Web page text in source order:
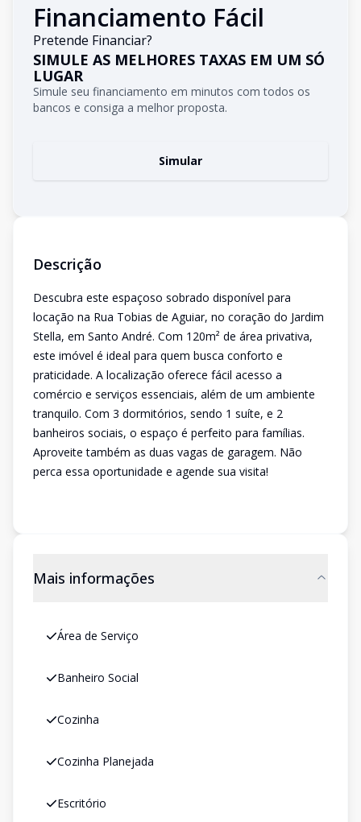
Financiamento Fácil
Pretende Financiar?
SIMULE AS MELHORES TAXAS EM UM SÓ
LUGAR
Simule seu financiamento em minutos com todos os
bancos e consiga a melhor proposta.
Simular
Descrição
Descubra este espaçoso sobrado disponível para
locação na Rua Tobias de Aguiar, no coração do Jardim
Stella, em Santo André. Com 120m² de área privativa,
este imóvel é ideal para quem busca conforto e
praticidade. A localização oferece fácil acesso a
comércio e serviços essenciais, além de um ambiente
tranquilo. Com 3 dormitórios, sendo 1 suíte, e 2
banheiros sociais, o espaço é perfeito para famílias.
Aproveite também as duas vagas de garagem. Não
perca essa oportunidade e agende sua visita!
Mais informações
Área de Serviço
Banheiro Social
Cozinha
Cozinha Planejada
Escritório